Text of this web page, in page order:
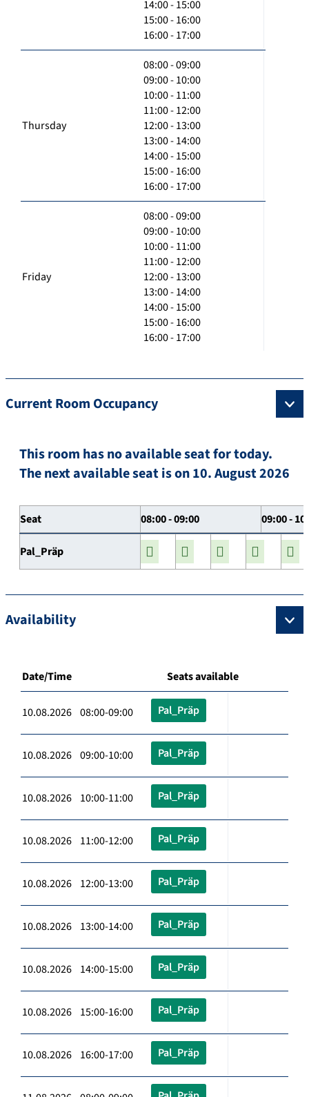
14:00 - 15:00
15:00 - 16:00
16:00 - 17:00
Thursday
08:00 - 09:00
09:00 - 10:00
10:00 - 11:00
11:00 - 12:00
12:00 - 13:00
13:00 - 14:00
14:00 - 15:00
15:00 - 16:00
16:00 - 17:00
Friday
08:00 - 09:00
09:00 - 10:00
10:00 - 11:00
11:00 - 12:00
12:00 - 13:00
13:00 - 14:00
14:00 - 15:00
15:00 - 16:00
16:00 - 17:00
Current Room Occupancy
This room has no available seat for today.
The next available seat is on 10. August 2026
Seat 08:00 - 09:00 09:00 -
Pal_Präp
Availability
Date/Time Seats available
10.08.2026 08:00-09:00 Pal_Präp
10.08.2026 09:00-10:00 Pal_Präp
10.08.2026 10:00-11:00 Pal_Präp
10.08.2026 11:00-12:00 Pal_Präp
10.08.2026 12:00-13:00 Pal_Präp
10.08.2026 13:00-14:00 Pal_Präp
10.08.2026 14:00-15:00 Pal_Präp
10.08.2026 15:00-16:00 Pal_Präp
10.08.2026 16:00-17:00 Pal_Präp